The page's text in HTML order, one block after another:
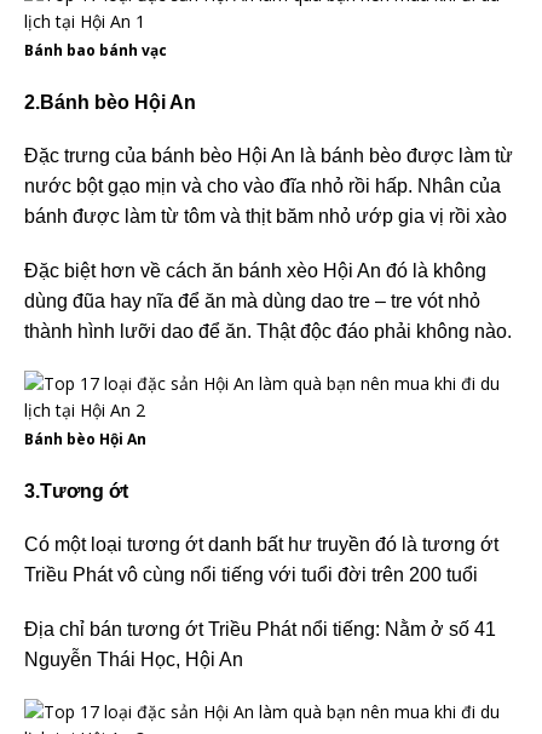
Bánh bao bánh vạc
2.Bánh bèo Hội An
Đặc trưng của bánh bèo Hội An là bánh bèo được làm từ
nước bột gạo mịn và cho vào đĩa nhỏ rồi hấp. Nhân của
bánh được làm từ tôm và thịt băm nhỏ ướp gia vị rồi xào
Đặc biệt hơn về cách ăn bánh xèo Hội An đó là không
dùng đũa hay nĩa để ăn mà dùng dao tre – tre vót nhỏ
thành hình lưỡi dao để ăn. Thật độc đáo phải không nào.
Bánh bèo Hội An
3.Tương ớt
Có một loại tương ớt danh bất hư truyền đó là tương ớt
Triều Phát vô cùng nổi tiếng với tuổi đời trên 200 tuổi
Địa chỉ bán tương ớt Triều Phát nổi tiếng: Nằm ở số 41
Nguyễn Thái Học, Hội An